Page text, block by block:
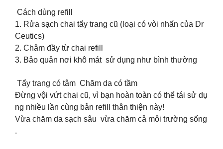
Cách dùng refill
1. Rửa sạch chai tẩy trang cũ (loại có vòi nhấn của Dr
Ceutics)
2. Châm đầy từ chai refill
3. Bảo quản nơi khô mát sử dụng như bình thường
Tẩy trang có tâm Chăm da có tầm
Đừng vội vứt chai cũ, vì bạn hoàn toàn có thể tái sử dụ
ng nhiều lần cùng bản refill thân thiện này!
Vừa chăm da sạch sâu vừa chăm cả môi trường sống
.